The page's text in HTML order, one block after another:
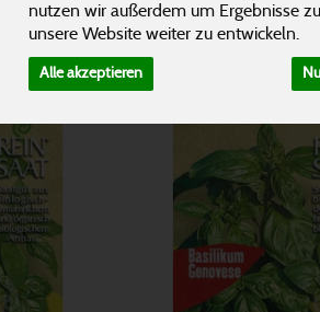
nutzen wir außerdem um Ergebnisse
unsere Website weiter zu entwickeln.
Alle akzeptieren